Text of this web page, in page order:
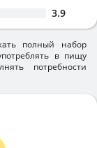
3.9
полный набор
в пищу
потребности